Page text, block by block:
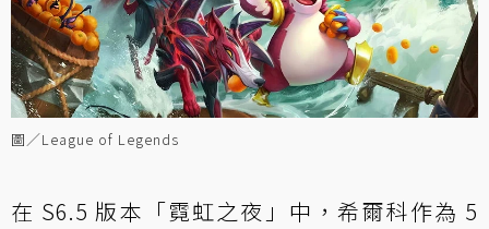
圖／League of Legends
在 S6.5 版本「霓虹之夜」中，希爾科作為 5